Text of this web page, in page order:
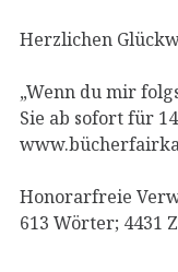
Herzlichen
„Wenn du mir
Sie ab sofort für
Honorarfreie
613 Wörter; 4431